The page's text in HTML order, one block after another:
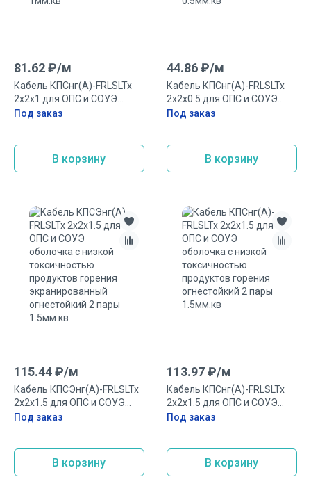
81.62₽/м
Кабель КПСнг(А)-FRLSLTx
2х2х1 для ОПС и СОУЭ
оболочка с низкой
1мм.кв
Под заказ
В корзину
44.86₽/м
Кабель КПСнг(А)-FRLSLTx
2х2х0.5 для ОПС и СОУЭ
оболочка с низкой
0.5мм.кв
Под заказ
В корзину
115.44₽/м
Кабель КПСЭнг(А)-FRLSLTx
2х2х1.5 для ОПС и СОУЭ
оболочка с низкой
огнестойкий 2 пары
1.5мм.кв
Под заказ
В корзину
113.97₽/м
Кабель КПСнг(А)-FRLSLTx
2х2х1.5 для ОПС и СОУЭ
оболочка с низкой
1.5мм.кв
Под заказ
В корзину